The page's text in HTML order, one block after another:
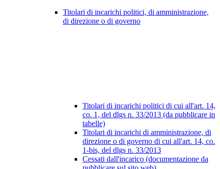
Titolari di incarichi politici, di amministrazione,
di direzione o di governo
Titolari di incarichi politici di cui all'art. 14,
co. 1, del dlgs n. 33/2013 (da pubblicare in
tabelle)
Titolari di incarichi di amministrazione, di
direzione o di governo di cui all'art. 14, co.
1-bis, del dlgs n. 33/2013
Cessati dall'incarico (documentazione da